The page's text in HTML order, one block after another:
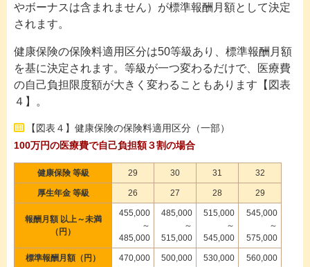
やボーナスは含まれません）が標準報酬月額として決定
されます。
健康保険の保険料適用区分は50等級あり、標準報酬月額
を基に決定されます。等級が一つ変わるだけで、医療費
の自己負担限度額が大きく変わることもあります【図表
４】。
【図表４】健康保険の保険料適用区分（一部）
100万円の医療費で自己負担額３割の場合
健康保険 等級 29 30 31 32
厚生年金 等級 26 27 28 29
報酬月額 以上～未満
（円）
455,000
～
485,000
485,000
～
515,000
515,000
～
545,000
545,000
～
575,000
標準報酬月額（円） 470,000 500,000 530,000 560,000